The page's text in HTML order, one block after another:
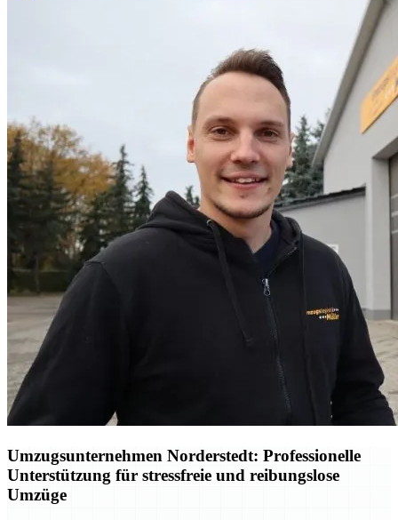
Umzugsunternehmen Norderstedt: Professionelle
Unterstützung für stressfreie und reibungslose
Umzüge